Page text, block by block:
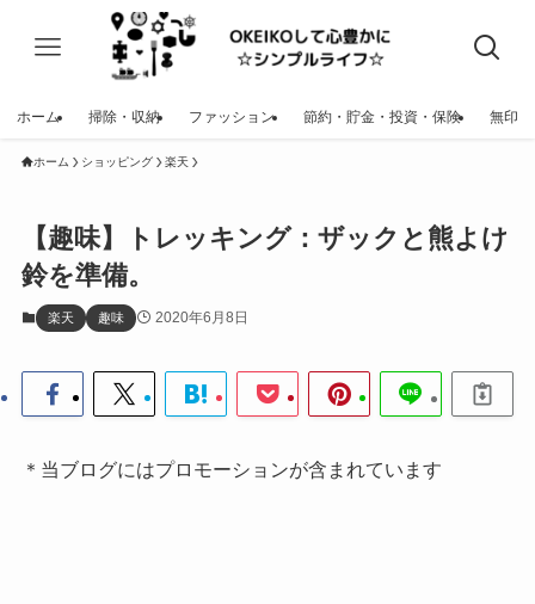
ホーム 掃除・収納 ファッション 節約・貯金・投資・保険 無印
ホーム ショッピング 楽天
【趣味】トレッキング：ザックと熊よけ
鈴を準備。
楽天 趣味 2020年6月8日
＊当ブログにはプロモーションが含まれています